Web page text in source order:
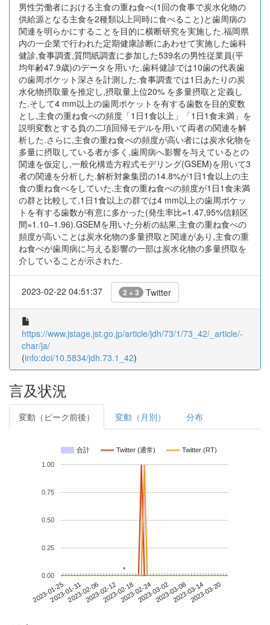
男性労働者における主食の重ね食べ(1回の食事で炭水化物の
供給源となる主食を2種類以上同時に食べること)と歯周病の
関連を明らかにすることを目的に横断研究を実施した.福岡県
内の一企業で行われた定期健康診断にあわせて実施した歯科
健診,食事調査,質問紙調査に参加した539名の男性従業員(平
均年齢47.9歳)のデータを用いた.歯科健診では10歯の代表歯
の歯周ポケット深さを計測した.食事調査では1日あたりの炭
水化物摂取量を推定し,摂取量上位20% を多量摂取と定義し
た.そして4 mm以上の歯周ポケットを有する歯数を目的変数
とし,主食の重ね食べの頻度「1日1食以上」「1日1食未満」を
説明変数とする負の二項回帰モデルを用いて両者の関連を解
析した.さらに,主食の重ね食べの頻度が高い者には炭水化物を
多量に摂取している者が多く,歯周病へ影響を与えているとの
関連を仮定し,一般化構造方程式モデリング(GSEM)を用いて3
者の関連を分析した.解析対象集団の14.8%が1日1食以上の主
食の重ね食べをしていた.主食の重ね食べの頻度が1日1食未満
の群と比較して,1日1食以上の群では4 mm以上の歯周ポケッ
トを有する歯数が有意に多かった(発生率比=1.47,95%信頼区
間=1.10–1.96).GSEMを用いた分析の結果,主食の重ね食べの
頻度が高いことは炭水化物の多量摂取と関連があり,主食の重
ね食べが歯周病に与える影響の一部は炭水化物の多量摂取を
介していることが示された.
2023-02-22 04:51:37 2 + 3 Twitter
https://www.jstage.jst.go.jp/article/jdh/73/1/73_42/_article/-
char/ja/
(info:doi/10.5834/jdh.73.1_42)
言及状況
変動（ピーク前後） 変動（月別） 分布
合計 Twitter (通常) Twitter (RT)
2023-01-252023-01-312023-02-062023-02-122023-02-182023-02-242023-03-022023-03-082023-03-142023-03-20
0.00
0.25
0.50
0.75
1.00
**